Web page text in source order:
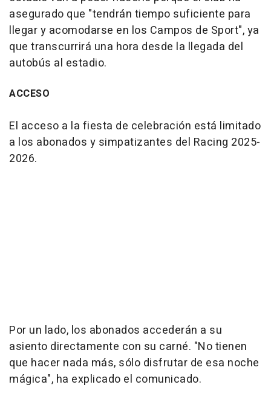
asegurado que "tendrán tiempo suficiente para
llegar y acomodarse en los Campos de Sport", ya
que transcurrirá una hora desde la llegada del
autobús al estadio.
ACCESO
El acceso a la fiesta de celebración está limitado
a los abonados y simpatizantes del Racing 2025-
2026.
Por un lado, los abonados accederán a su
asiento directamente con su carné. "No tienen
que hacer nada más, sólo disfrutar de esa noche
mágica", ha explicado el comunicado.